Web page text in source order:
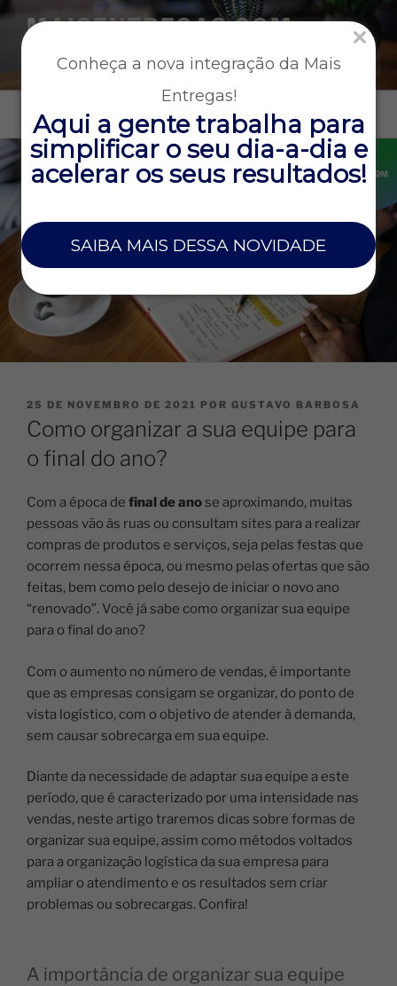
Conheça a nova integração da Mais
Entregas!
Aqui a gente trabalha para
simplificar o seu dia-a-dia e
acelerar os seus resultados!
SAIBA MAIS DESSA NOVIDADE
MAISENTREGAS.COM
rápidas
Menu
25 DE NOVEMBRO DE 2021 POR GUSTAVO BARBOSA
Como organizar a sua equipe para
o final do ano?
Com a época de final de anose aproximando, muitas
pessoas vão às ruas ou consultam sites para a realizar
compras de produtos e serviços, seja pelas festas que
ocorrem nessa época, ou mesmo pelas ofertas que são
feitas, bem como pelo desejo de iniciar o novo ano
“renovado”. Você já sabe como organizar sua equipe
para o final do ano?
Com o aumento no número de vendas, é importante
que as empresas consigam se organizar, do ponto de
vista logístico, com o objetivo de atender à demanda,
sem causar sobrecarga em sua equipe.
Diante da necessidade de adaptar sua equipe a este
período, que é caracterizado por uma intensidade nas
vendas, neste artigo traremos dicas sobre formas de
organizar sua equipe, assim como métodos voltados
para a organização logística da sua empresa para
ampliar o atendimento e os resultados sem criar
problemas ou sobrecargas. Confira!
A importância de organizar sua equipe